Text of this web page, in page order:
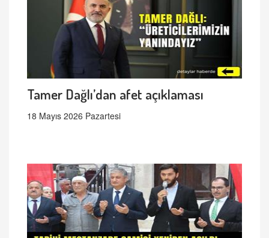
Tamer Dağlı’dan afet açıklaması
18 Mayıs 2026 Pazartesi